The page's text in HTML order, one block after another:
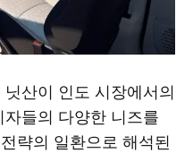
산이 인도 시장에서의
들의 다양한 니즈를
략의 일환으로 해석된